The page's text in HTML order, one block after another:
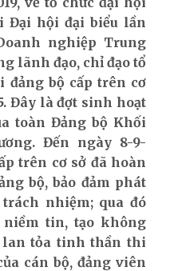
Đại hội đại biểu lần
nghiệp Trung
lãnh đạo, chỉ đạo tổ
đảng bộ cấp trên cơ
Đây là đợt sinh hoạt
toàn Đảng bộ Khối
Đến ngày 8-9-
trên cơ sở đã hoàn
bộ, bảo đảm phát
nhiệm; qua đó
niềm tin, tạo không
tỏa tinh thần thi
cán bộ, đảng viên